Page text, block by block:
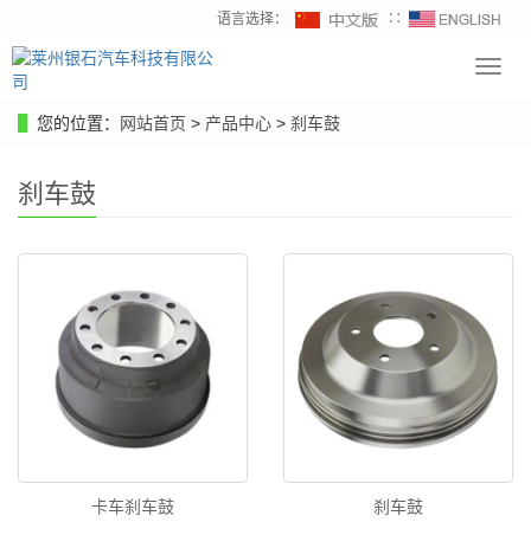
语言选择： ∷
您的位置：
网站首页 > 产品中心 > 刹车鼓
刹车鼓
卡车刹车鼓 刹车鼓